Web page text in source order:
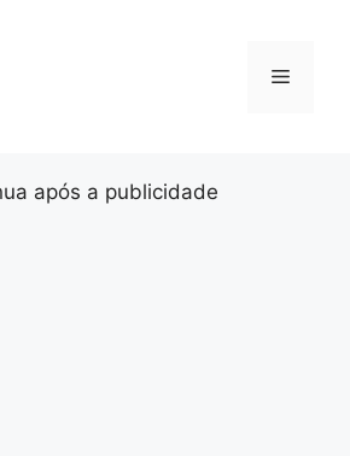
Menu
após a publicidade